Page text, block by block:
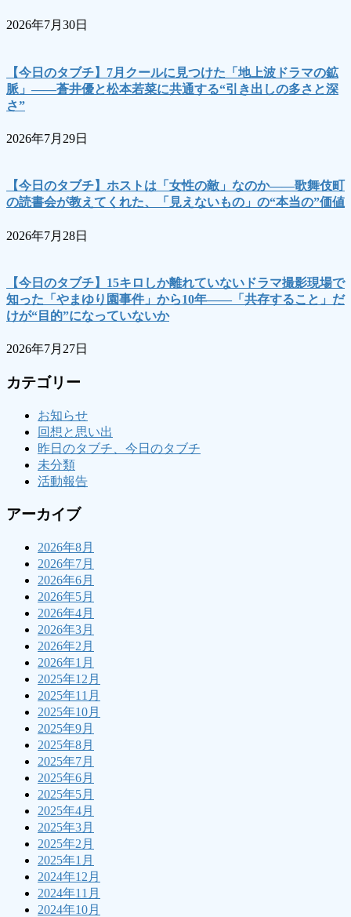
2026年7月30日
【今日のタブチ】7月クールに見つけた「地上波ドラマの鉱
脈」――蒼井優と松本若菜に共通する“引き出しの多さと深
さ”
2026年7月29日
【今日のタブチ】ホストは「女性の敵」なのか――歌舞伎町
の読書会が教えてくれた、「見えないもの」の“本当の”価値
2026年7月28日
【今日のタブチ】15キロしか離れていないドラマ撮影現場で
知った「やまゆり園事件」から10年――「共存すること」だ
けが“目的”になっていないか
2026年7月27日
カテゴリー
お知らせ
回想と思い出
昨日のタブチ、今日のタブチ
未分類
活動報告
アーカイブ
2026年8月
2026年7月
2026年6月
2026年5月
2026年4月
2026年3月
2026年2月
2026年1月
2025年12月
2025年11月
2025年10月
2025年9月
2025年8月
2025年7月
2025年6月
2025年5月
2025年4月
2025年3月
2025年2月
2025年1月
2024年12月
2024年11月
2024年10月